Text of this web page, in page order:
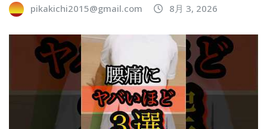
pikakichi2015@gmail.com 8月 3, 2026